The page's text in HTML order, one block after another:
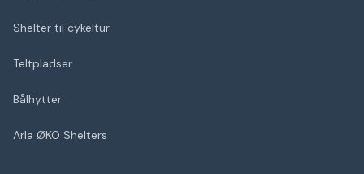
Shelter til cykeltur
Teltpladser
Bålhytter
Arla ØKO Shelters